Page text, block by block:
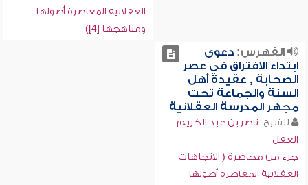
العقلانية المعاصرة أصولها
ومناهجها [4])
الفهرس:دعوى
ابتداء الافتراق في عصر
الصحابة , عقيدة أهل
السنة والجماعة تحت
مجهر المدرسة العقلانية
للشيخ: ناصر بن عبد الكريم
العقل
جزء من محاضرة ( الاتجاهات
العقلانية المعاصرة أصولها